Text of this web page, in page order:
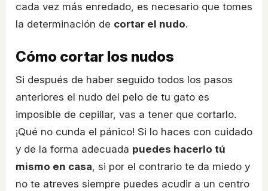
cada vez más enredado, es necesario que tomes
la determinación de cortar el nudo.
Cómo cortar los nudos
Si después de haber seguido todos los pasos
anteriores el nudo del pelo de tu gato es
imposible de cepillar, vas a tener que cortarlo.
¡Qué no cunda el pánico! Si lo haces con cuidado
y de la forma adecuada puedes hacerlo tú
mismo en casa, si por el contrario te da miedo y
no te atreves siempre puedes acudir a un centro